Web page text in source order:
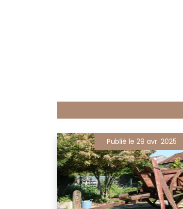
Publié le 29 avr. 2025